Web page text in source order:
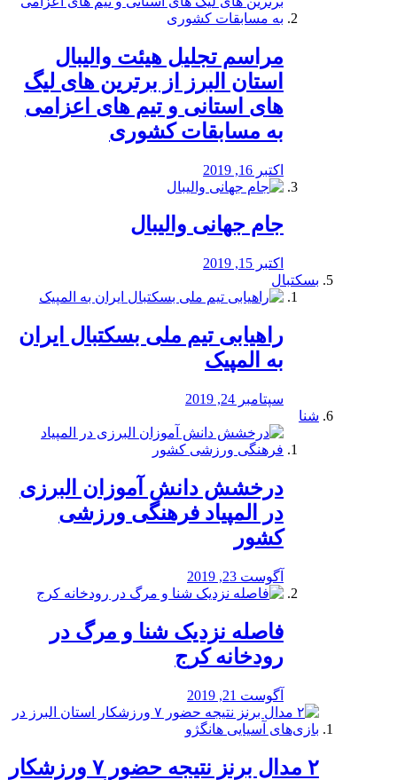
مراسم تجلیل هیئت والیبال
استان البرز از برترین های لیگ
های استانی و تیم های اعزامی
به مسابقات کشوری
اکتبر 16, 2019
جام جهانی والیبال
اکتبر 15, 2019
بسکتبال
راهیابی تیم ملی بسکتبال ایران
به المپیک
سپتامبر 24, 2019
شنا
درخشش دانش آموزان البرزی
در المپیاد فرهنگی ورزشی
کشور
آگوست 23, 2019
️فاصله نزدیک شنا و مرگ در
رودخانه کرج
آگوست 21, 2019
۲ مدال برنز نتیجه حضور ۷ ورزشکار